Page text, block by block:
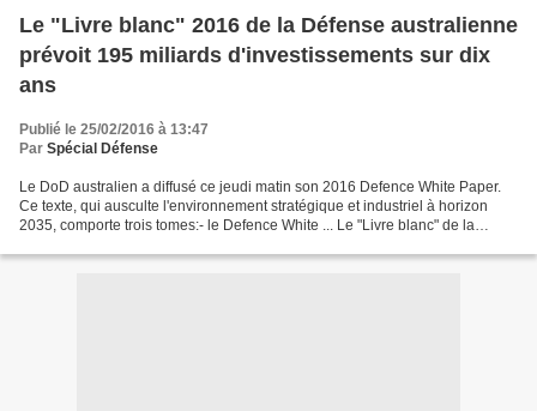
Le "Livre blanc" 2016 de la Défense australienne
prévoit 195 miliards d'investissements sur dix
ans
Publié le 25/02/2016 à 13:47
Par Spécial Défense
Le DoD australien a diffusé ce jeudi matin son 2016 Defence White Paper.
Ce texte, qui ausculte l'environnement stratégique et industriel à horizon
2035, comporte trois tomes:- le Defence White ... Le "Livre blanc" de la